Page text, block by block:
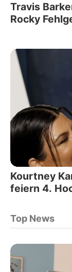
Travis
Rocky
Kourtney
feiern 4.
Top News